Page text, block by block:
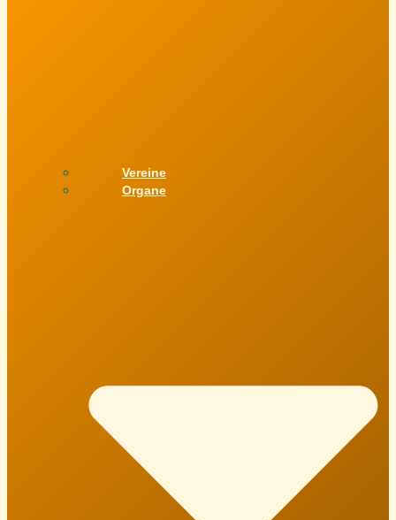
Vereine
Organe